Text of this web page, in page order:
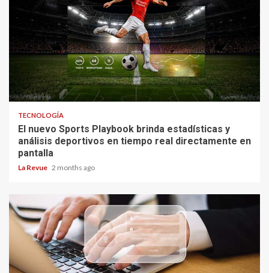
TECNOLOGÍA
El nuevo Sports Playbook brinda estadísticas y
análisis deportivos en tiempo real directamente en
pantalla
La Revue 2 months ago